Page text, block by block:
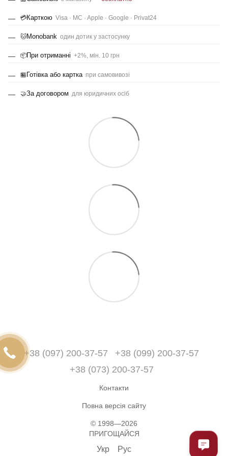
💳Карткою Visa · MC · Apple · Google · Privat24
🐱Monobank один дотик у застосунку
📦При отриманні +2%, мін. 10 грн
🏪Готівка або картка при самовивозі
🤝За договором для юридичних осіб
+38 (097) 200-37-57
+38 (099) 200-37-57
+38 (073) 200-37-57
Контакти
Повна версія сайту
© 1998—2026
ПРИГОЩАЙСЯ
Укр Рус